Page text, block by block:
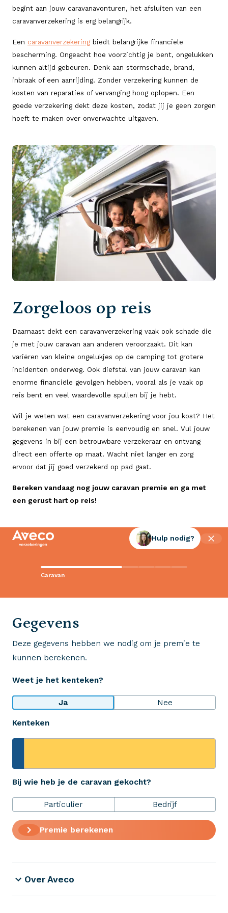
begint aan jouw caravanavonturen, het afsluiten van een
caravanverzekering is erg belangrijk.
Een caravanverzekering biedt belangrijke financiële
bescherming. Ongeacht hoe voorzichtig je bent, ongelukken
kunnen altijd gebeuren. Denk aan stormschade, brand,
inbraak of een aanrijding. Zonder verzekering kunnen de
kosten van reparaties of vervanging hoog oplopen. Een
goede verzekering dekt deze kosten, zodat jij je geen zorgen
hoeft te maken over onverwachte uitgaven.
Zorgeloos op reis
Daarnaast dekt een caravanverzekering vaak ook schade die
je met jouw caravan aan anderen veroorzaakt. Dit kan
variëren van kleine ongelukjes op de camping tot grotere
incidenten onderweg. Ook diefstal van jouw caravan kan
enorme financiële gevolgen hebben, vooral als je vaak op
reis bent en veel waardevolle spullen bij je hebt.
Wil je weten wat een caravanverzekering voor jou kost? Het
berekenen van jouw premie is eenvoudig en snel. Vul jouw
gegevens in bij een betrouwbare verzekeraar en ontvang
direct een offerte op maat. Wacht niet langer en zorg
ervoor dat jij goed verzekerd op pad gaat.
Bereken vandaag nog jouw caravan premie en ga met
een gerust hart op reis!
Caravan
Hulp nodig?
Gegevens
Deze gegevens hebben we nodig om je premie te
kunnen berekenen.
Weet je het kenteken?
Ja Nee
Kenteken
Bij wie heb je de caravan gekocht?
Particulier Bedrijf
Premie berekenen
Contact met Aveco?
Wij staan voor je klaar!
Wij krijgen een 8,5!
Op basis van ruim 3.000 reviews
Bekijk wat anderen over ons zeggen
+31 (0)523 - 20 80 30
Verzekeringen
Over Aveco